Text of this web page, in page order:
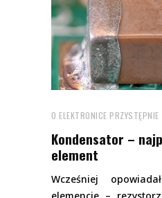
O ELEKTRONICE PRZYSTĘPNIE
Kondensator –
element
Wcześniej